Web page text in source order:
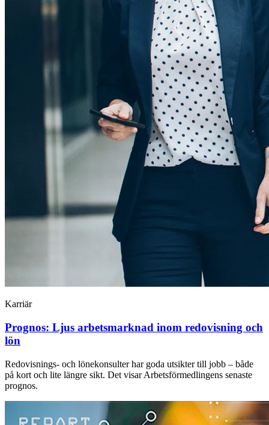
Karriär
Prognos: Ljus arbetsmarknad inom redovisning och
lön
Redovisnings- och lönekonsulter har goda utsikter till jobb – både
på kort och lite längre sikt. Det visar Arbetsförmedlingens senaste
prognos.